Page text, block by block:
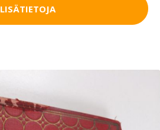
LISÄTIETOJA